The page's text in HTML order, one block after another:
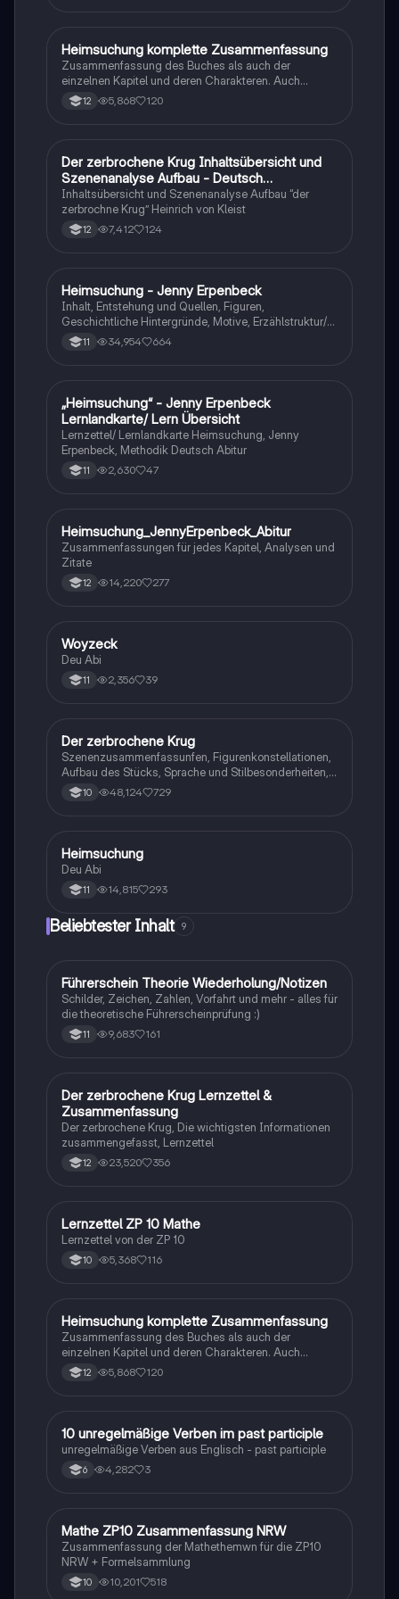
Deutsch
Heimsuchung komplette Zusammenfassung
Zusammenfassung des Buches als auch der
einzelnen Kapitel und deren Charakteren. Auch
tabellarisch. Im Unterricht ohne KI erstellt
12 5,868 120
Deutsch
Der zerbrochene Krug Inhaltsübersicht und
Szenenanalyse Aufbau - Deutsch
Q1/Q2/Abitur
Inhaltsübersicht und Szenenanalyse Aufbau “der
zerbrochne Krug” Heinrich von Kleist
12 7,412 124
Deutsch
Heimsuchung - Jenny Erpenbeck
Inhalt, Entstehung und Quellen, Figuren,
Geschichtliche Hintergründe, Motive, Erzählstruktur/-
stil 11 34,954 664
Deutsch
„Heimsuchung“ - Jenny Erpenbeck
Lernlandkarte/ Lern Übersicht
Lernzettel/ Lernlandkarte Heimsuchung, Jenny
Erpenbeck, Methodik Deutsch Abitur
11 2,630 47
Deutsch
Heimsuchung_JennyErpenbeck_Abitur
Zusammenfassungen für jedes Kapitel, Analysen und
Zitate
12 14,220 277
Deutsch
Woyzeck
Deu Abi
11 2,356 39
Deutsch
Der zerbrochene Krug
Szenenzusammenfassunfen, Figurenkonstellationen,
Aufbau des Stücks, Sprache und Stilbesonderheiten,
Aussageabsicht, Thematik, Interpretation
10 48,124 729
Deutsch
Heimsuchung
Deu Abi
11 14,815 293
Beliebtester Inhalt 9
Lerntipps
Führerschein Theorie Wiederholung/Notizen
Schilder, Zeichen, Zahlen, Vorfahrt und mehr - alles für
die theoretische Führerscheinprüfung :)
11 9,683 161
Deutsch
Der zerbrochene Krug Lernzettel &
Zusammenfassung
Der zerbrochene Krug, Die wichtigsten Informationen
zusammengefasst, Lernzettel
12 23,520 356
Mathe
Lernzettel ZP 10 Mathe
Lernzettel von der ZP 10
10 5,368 116
Deutsch
Heimsuchung komplette Zusammenfassung
Zusammenfassung des Buches als auch der
einzelnen Kapitel und deren Charakteren. Auch
tabellarisch. Im Unterricht ohne KI erstellt
12 5,868 120
1 Englisch
10 unregelmäßige Verben im past participle
unregelmäßige Verben aus Englisch - past participle
6 4,282 3
Mathe
Mathe ZP10 Zusammenfassung NRW
Zusammenfassung der Mathethemwn für die ZP10
NRW + Formelsammlung
10 10,201 518